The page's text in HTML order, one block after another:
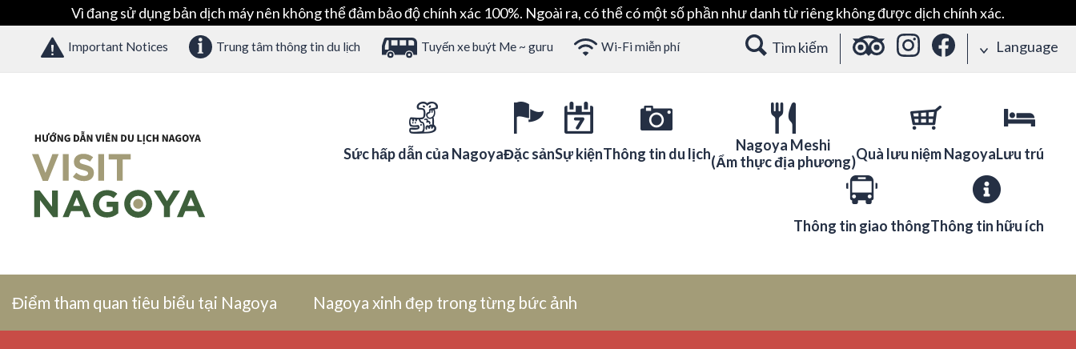
Vì đang sử dụng bản dịch máy nên không thể đảm bảo độ chính xác 100%. Ngoài ra, có thể có một số phần như danh từ riêng không được dịch chính xác.
Important Notices Trung tâm thông tin du lịch Tuyến xe buýt Me ~ guru Wi-Fi miễn phí Tìm kiếm Language
Sức hấp dẫn của NagoyaĐặc sảnSự kiệnThông tin du lịch
Nagoya Meshi
(Ẩm thực địa phương)Quà lưu niệm NagoyaLưu trú
Thông tin giao thôngThông tin hữu ích
Điểm tham quan tiêu biểu tại Nagoya Nagoya xinh đẹp trong từng bức ảnh